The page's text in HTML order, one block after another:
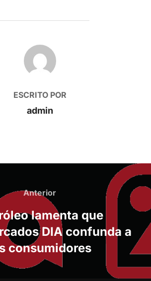
DE LA PUBLICACIÓN
ESCRITO POR
admin
Anterior
Anterior
lamenta que
DIA confunda a
consumidores